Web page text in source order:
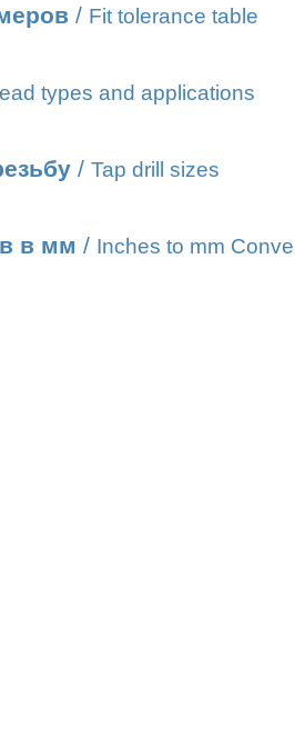
/ Fit tolerance table
types and applications
/ Tap drill sizes
в мм / Inches to mm